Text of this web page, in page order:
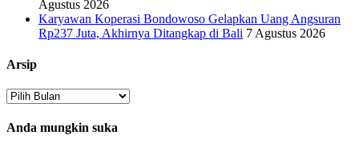
Agustus 2026
Karyawan Koperasi Bondowoso Gelapkan Uang Angsuran
Rp237 Juta, Akhirnya Ditangkap di Bali 7 Agustus 2026
Arsip
Arsip
Anda mungkin suka